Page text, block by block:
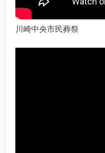
川崎中央市民葬祭